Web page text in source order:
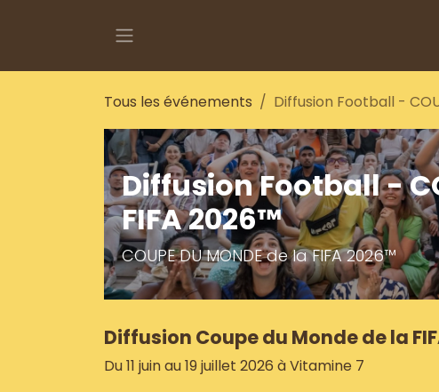
Tous les événements Diffusion Football -
Diffusion Football -
FIFA 2026™
COUPE DU MONDE de la FIFA 2026™
Diffusion Coupe du Monde de la
Du 11 juin au 19 juillet 2026 à Vitamine 7